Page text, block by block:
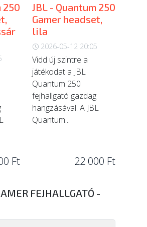
250
Ft
JBL - Quantum 250
Gamer headset,
lila
2026-05-12 20:05
Vidd új szintre a
játékodat a JBL
Quantum 250
fejhallgató gazdag
hangzásával. A JBL
Quantum...
22 000 Ft
FEJHALLGATÓ -